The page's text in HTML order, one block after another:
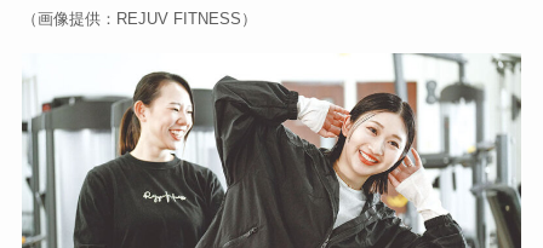
（画像提供：REJUV FITNESS）